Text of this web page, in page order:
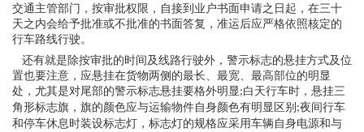
交通主管部门，按审批权限，自接到业户书面申请之日起，在三十
天之内会给予批准或不批准的书面答复，准运后应严格依照核定的
行车路线行驶。
还有就是除按审批的时间及线路行驶外，警示标志的悬挂方式及位
置也要注意，应悬挂在货物两侧的最长、最宽、最高部位的明显
处，尤其是对尾部的警示标志悬挂要格外明显;白天行车时，悬挂三
角形标志旗，旗的颜色应与运输物件自身颜色有明显区别 ;夜间行车
和停车休息时装设标志灯，标志灯的规格应采用车辆自身电源和与